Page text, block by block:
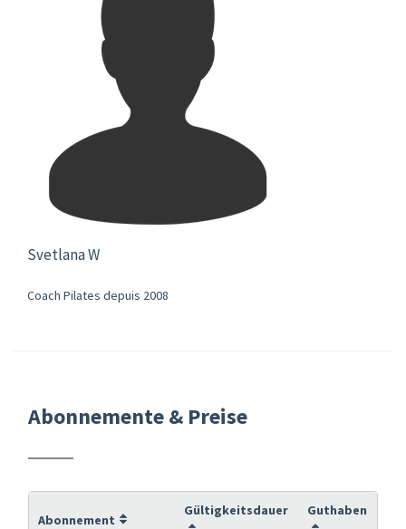
Svetlana W
Coach Pilates depuis 2008
Abonnemente & Preise
Abonnement
Gültigkeitsdauer Guthaben